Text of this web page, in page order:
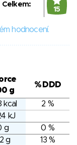
Celkem:
15
hodnocení.
g
% DDD
kcal
2 %
kJ
g
0 %
g
13 %